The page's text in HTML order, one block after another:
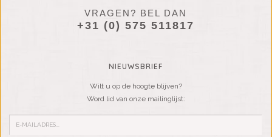
VRAGEN? BEL DAN
+31 (0) 575 511817
NIEUWSBRIEF
Wilt u op de hoogte blijven?
Word lid van onze mailinglijst: